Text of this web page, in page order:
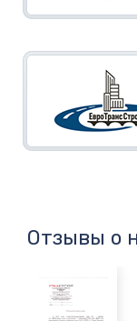
Отзывы о